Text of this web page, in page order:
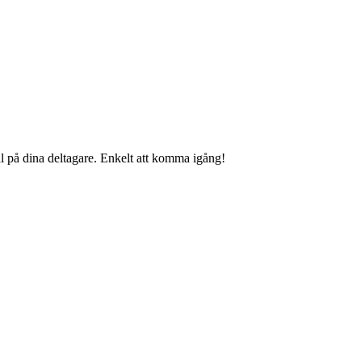
dina deltagare. Enkelt att komma igång!